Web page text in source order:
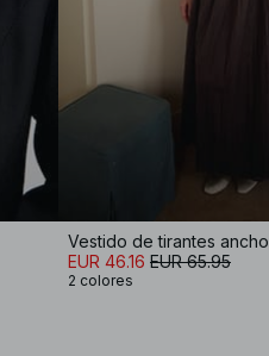
EUR 46.16 EUR 65.95
2 colores